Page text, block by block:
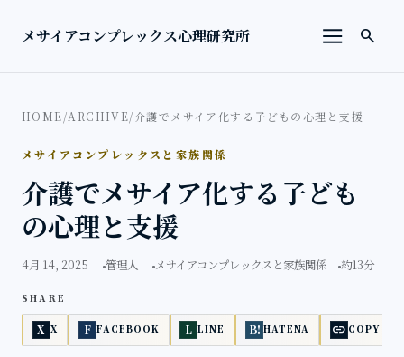
メサイアコンプレックス心理研究所
メニュー
検索を
search
HOME/ARCHIVE/介護でメサイア化する子どもの心理と支援
メサイアコンプレックスと家族関係
介護でメサイア化する子ども
の心理と支援
4月 14, 2025 管理人 メサイアコンプレックスと家族関係 約13分
SHARE
X X F FACEBOOK L LINE B! HATENA link COPY